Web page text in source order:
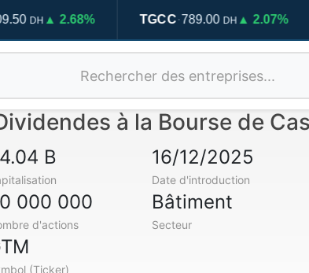
▲ 2.68% 789.00DH▲ 2.07%
à la Bourse de
B 16/12/2025
Date d'introduction
000 000
d'actions
Bâtiment
Secteur
(Ticker)